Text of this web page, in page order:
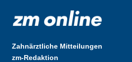
Zahnärztliche Mitteilungen
zm-Redaktion